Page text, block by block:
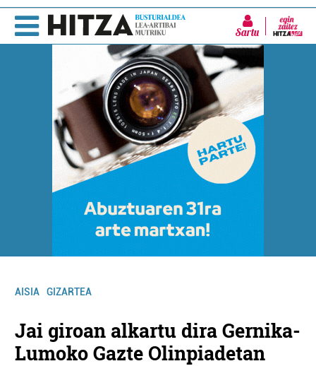
Sartu
AISIA GIZARTEA
Jai giroan alkartu dira Gernika-
Lumoko Gazte Olinpiadetan